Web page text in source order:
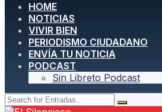
HOME
NOTICIAS
VIVIR BIEN
PERIODISMO CIUDADANO
ENVÍA TU NOTICIA
PODCAST
Sin Libreto Podcast